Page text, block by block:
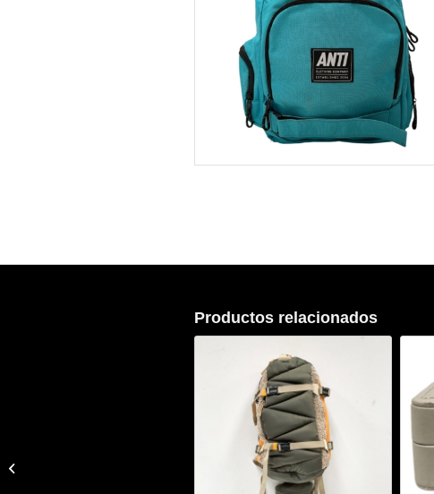
Productos relacionados